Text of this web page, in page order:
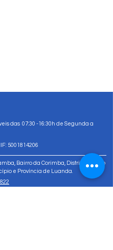
das 07:30 -16:30h de Segunda a
5001814206
Bairro da Corimba, Distrito Urbano
e Província de Luanda.